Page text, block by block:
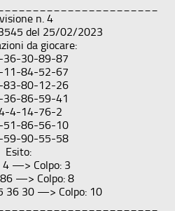
n. 4
del 25/02/2023
da giocare:
36-30-89-87
11-84-52-67
83-80-12-26
86-59-41
4-14-76-2
51-86-56-10
59-90-55-58
Esito:
4 —> Colpo: 3
—> Colpo: 8
36 30 —> Colpo: 10